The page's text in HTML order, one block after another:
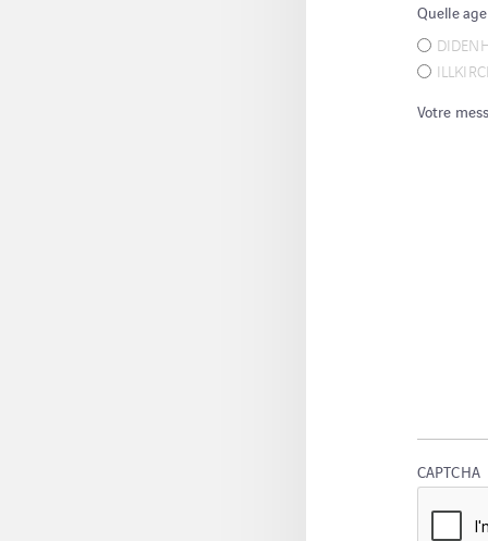
Quelle
Votre
CAPTCHA